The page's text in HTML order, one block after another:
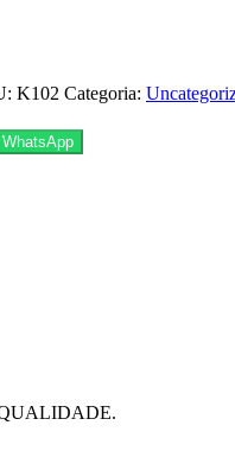
K102 Categoria: